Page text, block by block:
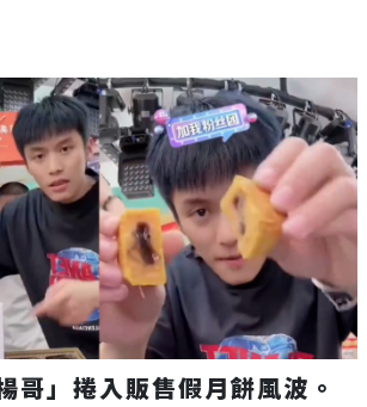
哥」捲入販售假月餅風波。